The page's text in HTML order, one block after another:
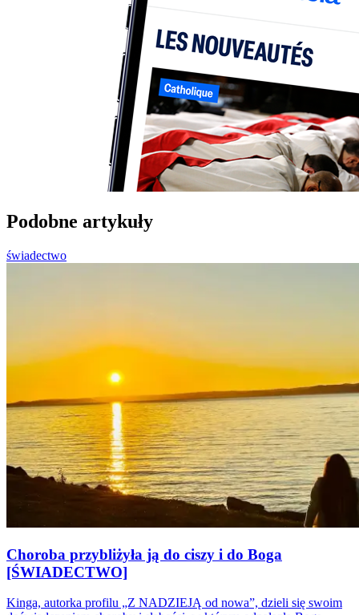
Podobne artykuły
świadectwo
Choroba przybliżyła ją do ciszy i do Boga
[ŚWIADECTWO]
Kinga, autorka profilu „Z NADZIEJĄ od nowa”, dzieli się swoim